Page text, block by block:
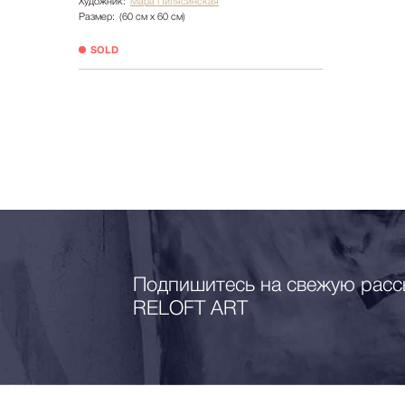
Размер: (60 см х 60 см)
SOLD
Подпишитесь на свежую
RELOFT ART